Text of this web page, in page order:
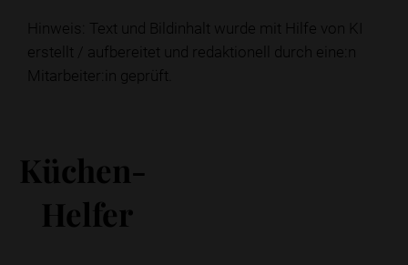
Hinweis: Text und Bildinhalt wurde mit Hilfe von KI
erstellt / aufbereitet und redaktionell durch eine:n
Mitarbeiter:in geprüft.
Küchen-
Helfer